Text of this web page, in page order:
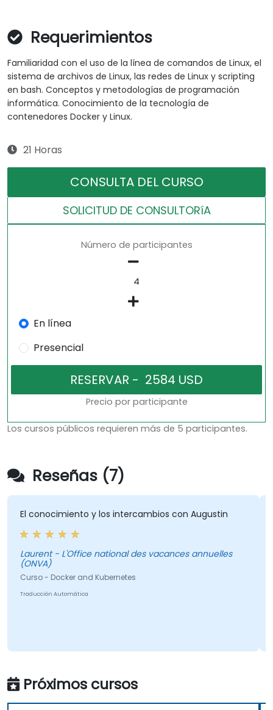
Requerimientos
Familiaridad con el uso de la línea de comandos de Linux, el
sistema de archivos de Linux, las redes de Linux y scripting
en bash. Conceptos y metodologías de programación
informática. Conocimiento de la tecnología de
contenedores Docker y Linux.
21 Horas
CONSULTA DEL CURSO
SOLICITUD DE CONSULTORíA
Número de participantes
En línea
Presencial
Precio por participante
Los cursos públicos requieren más de 5 participantes.
Reseñas (7)
El conocimiento y los intercambios con Augustin
Laurent - L'Office national des vacances annuelles
(ONVA)
Curso - Docker and Kubernetes
Traducción Automática
Próximos cursos